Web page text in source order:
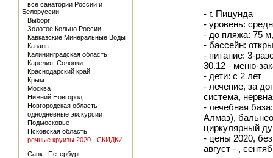
все санатории России и
Белоруссии
Выборг
Золотое Кольцо России
Кавказские Минеральные Воды
Казань
Калининградская область
Карелия, Соловки
Краснодарский край
Крым
Москва
Нижний Новгород
Новгородская область
однодневные экскурсии
Подмосковье
Псковская область
речные круизы 2020 - СКИДКИ !
Санкт-Петербург
- г. Пицунда
- уровень:
- до пляжа: 75
- бассейн:
- питание: 3-
30.12 - меню-
- дети: с 2 лет
- лечение, за
система,
- лечебная
Алмаз),
циркулярный
- цены 2020,
август - ,